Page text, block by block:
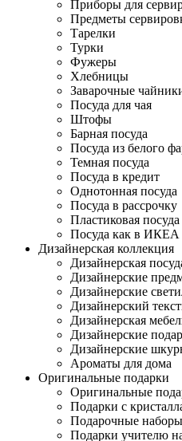
Приборы для
Предметы
Тарелки
Турки
Фужеры
Хлебницы
Заварочные
Посуда для чая
Штофы
Барная посуда
Посуда из белого
Темная посуда
Посуда в кредит
Однотонная посуда
Посуда в рассрочку
Пластиковая посуда
Посуда как в ИКЕА
Дизайнерская коллекция
Дизайнерская
Дизайнерские
Дизайнерские
Дизайнерский
Дизайнерская
Дизайнерские
Дизайнерские
Ароматы для дома
Оригинальные подарки
Оригинальные
Подарки с
Подарочные наборы
Подарки учителю